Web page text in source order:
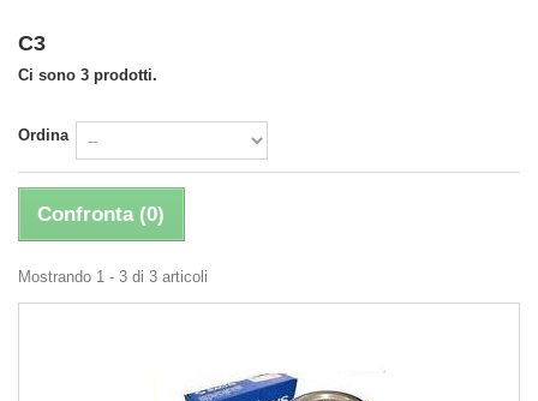
C3
Ci sono 3 prodotti.
Ordina
Confronta (0)
Mostrando 1 - 3 di 3 articoli